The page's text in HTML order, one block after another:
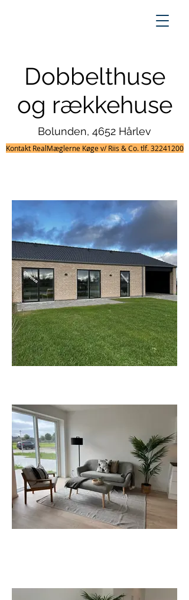
Dobbelthuse
og rækkehuse
Bolunden, 4652 Hårlev
Kontakt RealMæglerne Køge v/ Riis & Co. tlf. 32241200